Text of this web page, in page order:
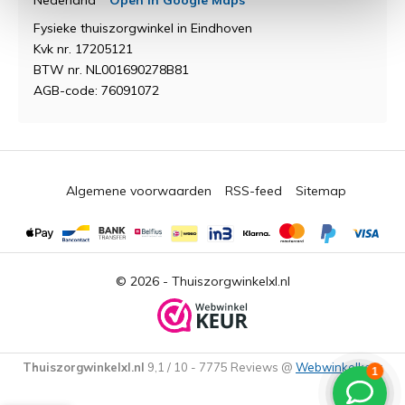
Fysieke thuiszorgwinkel in Eindhoven
Kvk nr. 17205121
BTW nr. NL001690278B81
AGB-code: 76091072
© 2026 - Thuiszorgwinkelxl.nl
Algemene voorwaarden RSS-feed Sitemap
Thuiszorgwinkelxl.nl 9,1 / 10 - 7775 Reviews @ Webwinkelkeur